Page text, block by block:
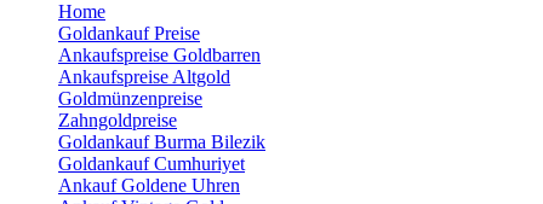
Home
Goldankauf Preise
Ankaufspreise Goldbarren
Ankaufspreise Altgold
Goldmünzenpreise
Zahngoldpreise
Goldankauf Burma Bilezik
Goldankauf Cumhuriyet
Ankauf Goldene Uhren